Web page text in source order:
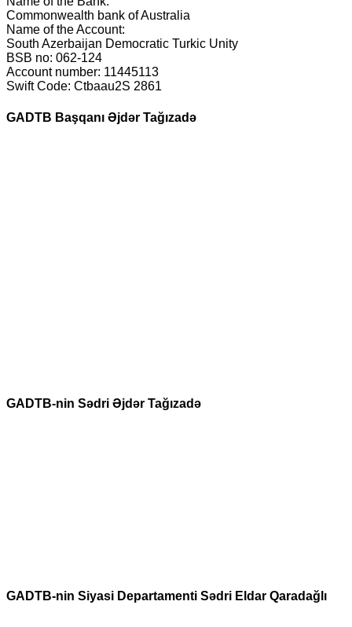
Commonwealth bank of Australia
Name of the Account:
South Azerbaijan Democratic Turkic Unity
BSB no: 062-124
Account number: 11445113
Swift Code: Ctbaau2S 2861
GADTB Başqanı Əjdər Tağızadə
GADTB-nin Sədri Əjdər Tağızadə
GADTB-nin Siyasi Departamenti Sədri Eldar Qaradağlı